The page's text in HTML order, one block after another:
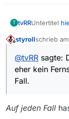
T tvRRUntertitel
Da das ein
styrollschrieb am
zuletzt
@tvRR sagte:
eher kein
Fall.
Auf jeden Fall